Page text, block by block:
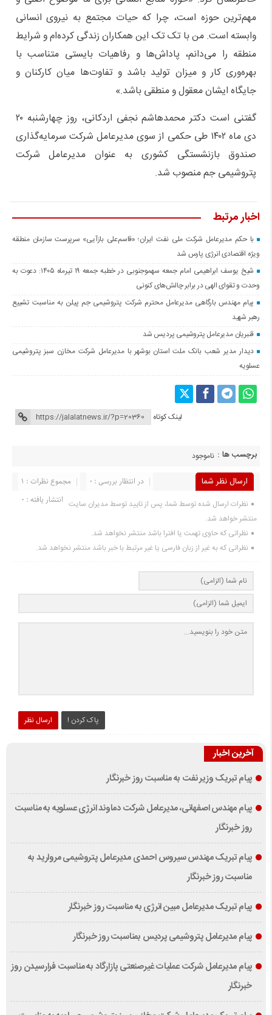
مهم‌ترین حوزه است، چرا که حیات مجتمع به نیروی انسانی
وابسته است.من با تک تک این همکاران زندگی کرده‌ام وشرایط
منطقه را می‌دانم، پاداش‌ها و رفاهیات بایستی متناسب با
بهرهوری کار ومیزان تولید باشد و تفاوت‌ها میان کارکنان و
جایگاه ایشان معقول و منطقی باشد.»
گفتنی است دکتر محمدهاشم نجفی اردکانی، روز
چهارشنبه ۲۰
دی ماه ۱۴۰۲ طی حکمی از سوی مدیرعامل شرکت سرمایه
گذاری
صندوق بازنشستگی کشوری به عنوان مدیرعامل شرکت
پتروشیمی جممنصوب شد.
اخبار مرتبط
با حکم مدیرعامل شرکت ملی نفت ایران؛ «قاسم‌علی بازآیی» سرپرست سازمان منطقه
ویژه اقتصادی انرژی پارس شد
شیخ یوسف ابراهیمی امام جمعه سهموجنوبی در خطبه جمعه ۱۹ تیرماه ۱۴۰۵: دعوت به
وحدت و تقوای الهی در برابر چالش‌های کنونی
پیام‌ مهندس بارگاهی مدیرعامل محترم شرکت پتروشیمی جم پیلن به مناسبت تشییع
رهبر شهید
قنبریان مدیرعامل پتروشیمی پردیس شد
دیدار مدیر شعب بانک ملت استان بوشهر با مدیرعامل شرکت مخازن سبز پتروشیمی
عسلویه
لینک کوتاه
برچسب ها : ناموجود
ارسال نظر شما مجموع نظرات : 1
در انتظار بررسی : 0
انتشار یافته : ۰ نظرات ارسال شده توسط شما، پس از تایید توسط مدیران سایت
منتشر خواهد شد.
نظراتی که حاوی تهمت یا افترا باشد منتشر نخواهد شد.
نظراتی که به غیر از زبان فارسی یا غیر مرتبط با خبر باشد منتشر نخواهد شد.
ارسال نظر پاک کردن !
آخرین اخبار
پیام تبریک وزیر نفت به مناسبت روز خبرنگار
پیام مهندس اصفهانی، مدیرعامل شرکت دماوند انرژی عسلویه به مناسبت
روز خبرنگار
پیام تبریک مهندس سیروس احمدی مدیرعامل پتروشیمی مروارید به
مناسبت روز خبرنگار
پیام تبریک مدیرعامل مبین انرژی به مناسبت روز خبرنگار
پیام مدیرعامل پتروشیمی پردیس بمناسبت روز خبرنگار
پیام مدیرعامل شرکت عملیات غیرصنعتی پازارگاد به مناسبت فرارسیدن روز
خبرنگار